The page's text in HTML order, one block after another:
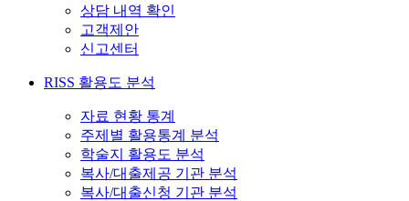
상담 내역 확인
고객제안
신고센터
RISS 활용도 분석
자료 현황 통계
주제별 활용통계 분석
학술지 활용도 분석
복사/대출제공 기관 분석
복사/대출신청 기관 분석